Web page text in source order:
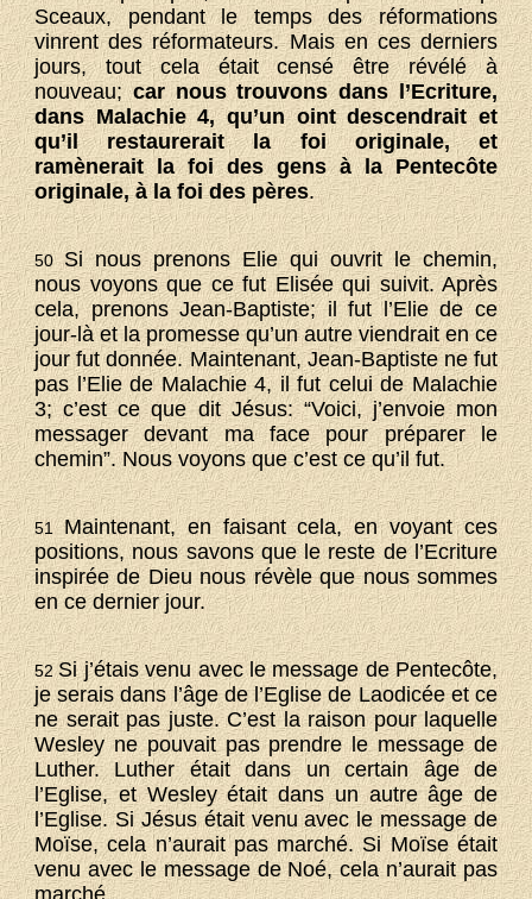
Sceaux, pendant le temps des réformations
vinrent des réformateurs. Mais en ces derniers
jours, tout cela était censé être révélé à
nouveau;car nous trouvons dans l’Ecriture,
dans Malachie 4, qu’un oint descendrait et
qu’il restaurerait la foi originale, et
ramènerait la foi des gens à la Pentecôte
originale, à la foi des pères.
50Si nous prenons Elie qui ouvrit le chemin,
nous voyons que ce fut Elisée qui suivit. Après
cela, prenons Jean-Baptiste; il fut l’Elie de ce
jour-là et la promesse qu’un autre viendrait en ce
jour fut donnée. Maintenant, Jean-Baptiste ne fut
pas l’Elie de Malachie 4, il fut celui de Malachie
3; c’est ce que dit Jésus: “Voici, j’envoie mon
messager devant ma face pour préparer le
chemin”. Nous voyons que c’est ce qu’il fut.
51Maintenant, en faisant cela, en voyant ces
positions, nous savons que le reste de l’Ecriture
inspirée de Dieu nous révèle que nous sommes
en ce dernier jour.
52Si j’étais venu avec le message de Pentecôte,
je serais dans l’âge de l’Eglise de Laodicée et ce
ne serait pas juste. C’est la raison pour laquelle
Wesley ne pouvait pas prendre le message de
Luther. Luther était dans un certain âge de
l’Eglise, et Wesley était dans un autre âge de
l’Eglise. Si Jésus était venu avec le message de
Moïse, cela n’aurait pas marché. Si Moïse était
venu avec le message de Noé, cela n’aurait pas